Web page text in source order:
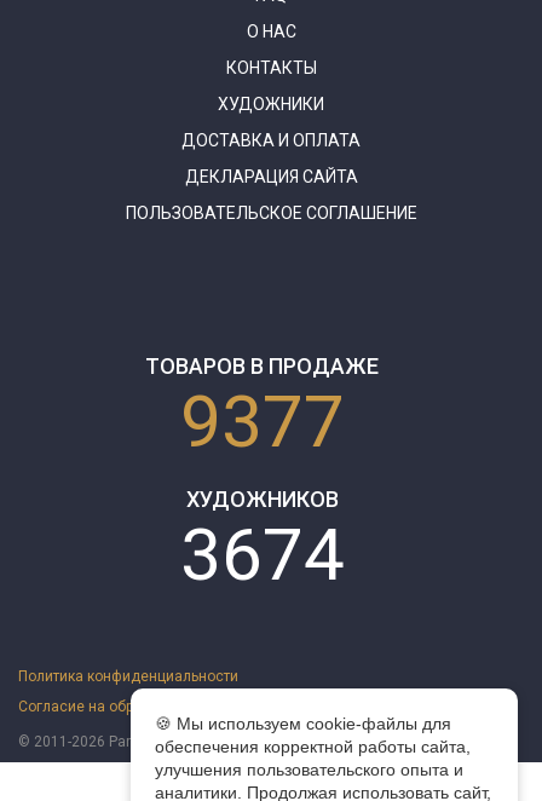
О НАС
КОНТАКТЫ
ХУДОЖНИКИ
ДОСТАВКА И ОПЛАТА
ДЕКЛАРАЦИЯ САЙТА
ПОЛЬЗОВАТЕЛЬСКОЕ СОГЛАШЕНИЕ
ТОВАРОВ В ПРОДАЖЕ
9377
ХУДОЖНИКОВ
3674
🍪 Мы используем cookie-файлы для
обеспечения корректной работы сайта,
улучшения пользовательского опыта и
аналитики. Продолжая использовать сайт,
Политика конфиденциальности
Согласие на обработку персональных данных
© 2011-2026 ParazitaKusok. Все права защищены.